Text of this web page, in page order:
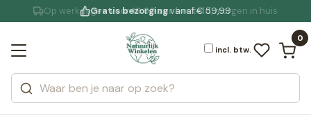
Jouw bewuste leefstijl
Op werkdagenvoor 19:00 uur besteld, morgen in huis
Gratis bezorgingvanaf € 59,99
incl. btw.
0
Zoeken
Categorieën
Merken
Bekijk alle resultaten